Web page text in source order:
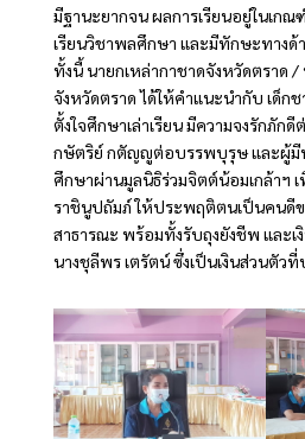
มีฐานะยากจน ผลการเรียนอยู่ในเกณ
เรียนวิชาพลศึกษา และมีทักษะทาง
ทั้งนี้ นายกเหล่ากาชาดจังหวัดตราด
จังหวัดตราด ได้ให้คำแนะนำกับ เด็ก
ตั้งใจศึกษาเล่าเรียน มีความจงรักภัก
กษัตริย์ กตัญญูต่อบรรพบุรุษ และผู้
ศึกษาผ่านมูลนิธิร่วมจิตต์น้อมเกล้าฯ
ราชินูปถัมภ์ ให้ประพฤติตนเป็นคนดี
สาธารณะ พร้อมทั้งรับถุงยังชีพ และ
นางชุลีพร เตรัตน์ ซึ่งเป็นเงินส่วนตัว